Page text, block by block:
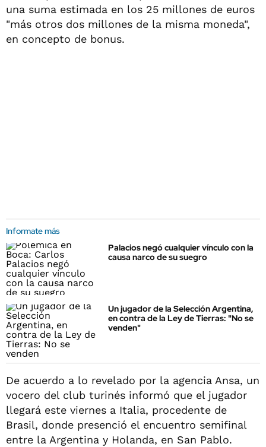
una suma estimada en los 25 millones de euros
"más otros dos millones de la misma moneda",
en concepto de bonus.
Informate más
Palacios negó cualquier vínculo con la
causa narco de su suegro
Un jugador de la Selección Argentina,
en contra de la Ley de Tierras: "No se
venden"
De acuerdo a lo revelado por la agencia Ansa, un
vocero del club turinés informó que el jugador
llegará este viernes a Italia, procedente de
Brasil, donde presenció el encuentro semifinal
entre la Argentina y Holanda, en San Pablo.